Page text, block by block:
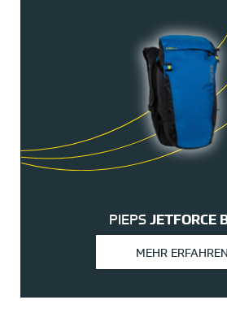
PIEPSJETFORCE
MEHR ERFAHREN